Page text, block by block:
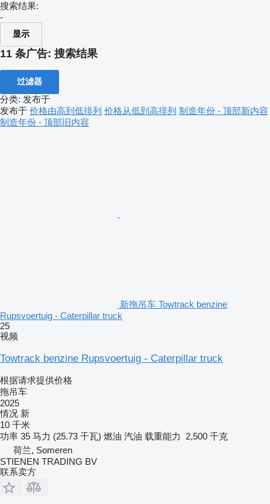
搜索结果:
-
显示
11 条广告: 搜索结果
过滤器
分类: 发布于
发布于 价格由高到低排列 价格从低到高排列 制造年份 - 顶部新内容
制造年份 - 顶部旧内容
新拖吊车 Towtrack benzine
Rupsvoertuig - Caterpillar truck
25
视频
Towtrack benzine Rupsvoertuig - Caterpillar truck
根据请求提供价格
拖吊车
2025
情况 新
10 千米
功率 35 马力 (25.73 千瓦) 燃油 汽油 载重能力
2,500 千克
荷兰, Someren
STIENEN TRADING BV
联系卖方